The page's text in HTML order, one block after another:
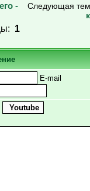
-
Следующая
1
E-mail